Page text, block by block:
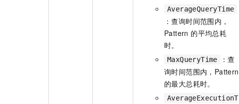
AverageQueryTime
：查询时间范围内，
Pattern 的平均总耗
时。
MaxQueryTime
：查
询时间范围内，Pattern
的最大总耗时。
AverageExecutionT